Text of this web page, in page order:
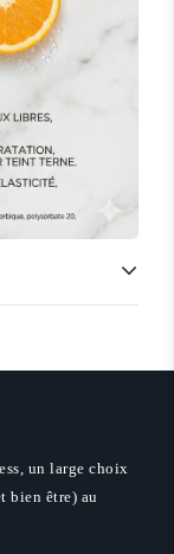
un large choix
bien être) au